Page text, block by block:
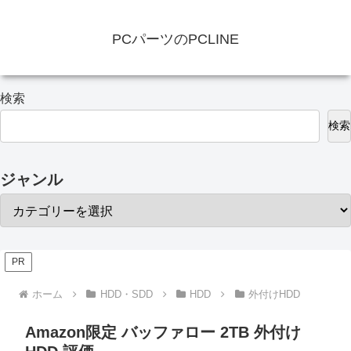
PCパーツのPCLINE
検索
検索
ジャンル
PR
ホーム HDD・SDD HDD 外付けHDD
Amazon限定 バッファロー 2TB 外付け